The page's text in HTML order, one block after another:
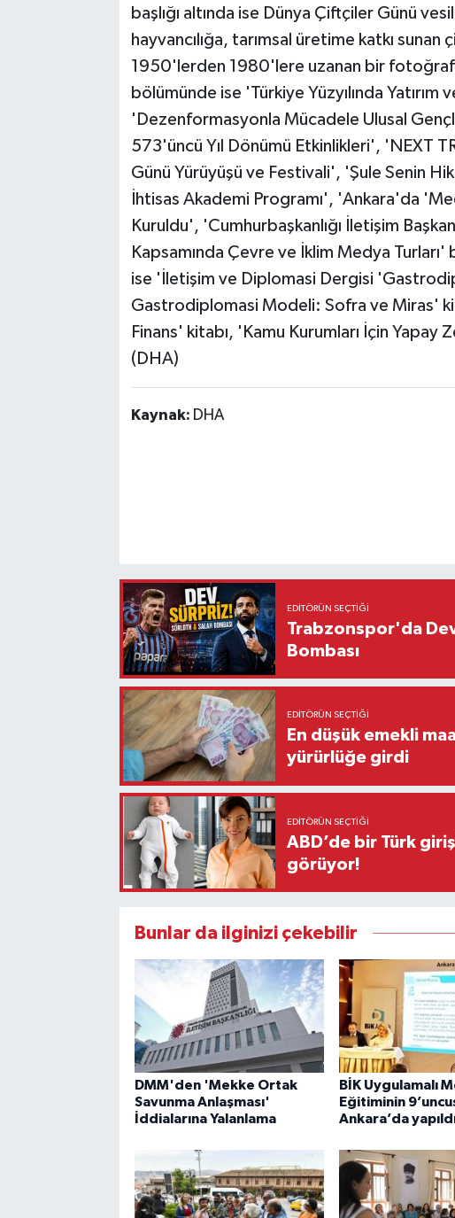
başlığı altında ise Dünya Çiftçiler Günü
hayvancılığa, tarımsal üretime katkı
1950'lerden 1980'lere uzanan bir
bölümünde ise 'Türkiye Yüzyılında Yatırım
'Dezenformasyonla Mücadele Ulusal
573'üncü Yıl Dönümü Etkinlikleri', 'NEXT
Günü Yürüyüşü ve Festivali', 'Şule Senin
İhtisas Akademi Programı', 'Ankara'da
Kuruldu', 'Cumhurbaşkanlığı İletişim
Kapsamında Çevre ve İklim Medya Turları'
ise 'İletişim ve Diplomasi Dergisi
Gastrodiplomasi Modeli: Sofra ve Miras'
Finans' kitabı, 'Kamu Kurumları İçin Yapay
(DHA)
Kaynak: DHA
EDITÖRÜN SEÇTIĞI
Trabzonspor'da
Bombası
EDITÖRÜN SEÇTIĞI
En düşük emekli
yürürlüğe girdi
EDITÖRÜN SEÇTIĞI
ABD’de bir Türk
görüyor!
Bunlar da ilginizi çekebilir
DMM'den 'Mekke Ortak
Savunma Anlaşması'
İddialarına Yalanlama
BİK Uygulamalı
Eğitiminin
Ankara’da